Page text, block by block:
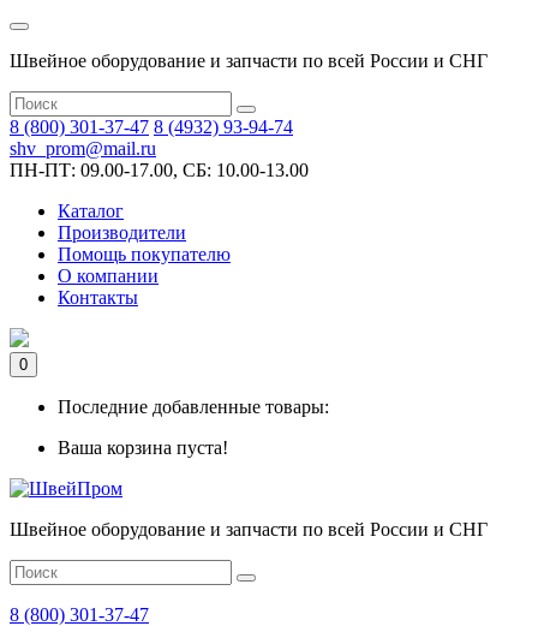
Швейное оборудование и запчасти по всей России и СНГ
8 (800) 301-37-47 8 (4932) 93-94-74
shv_prom@mail.ru
ПН-ПТ: 09.00-17.00, СБ: 10.00-13.00
Каталог
Производители
Помощь покупателю
О компании
Контакты
0
Последние добавленные товары:
Ваша корзина пуста!
Швейное оборудование и запчасти по всей России и СНГ
8 (800) 301-37-47